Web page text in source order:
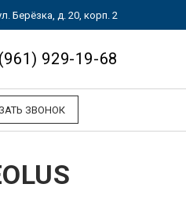
Берёзка, д. 20, корп. 2
929-19-68
ЗВОНОК